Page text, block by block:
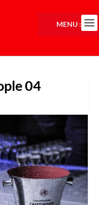
04
MENU :